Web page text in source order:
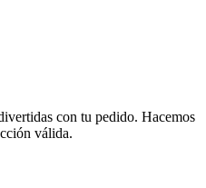
con tu pedido. Hacemos
válida.